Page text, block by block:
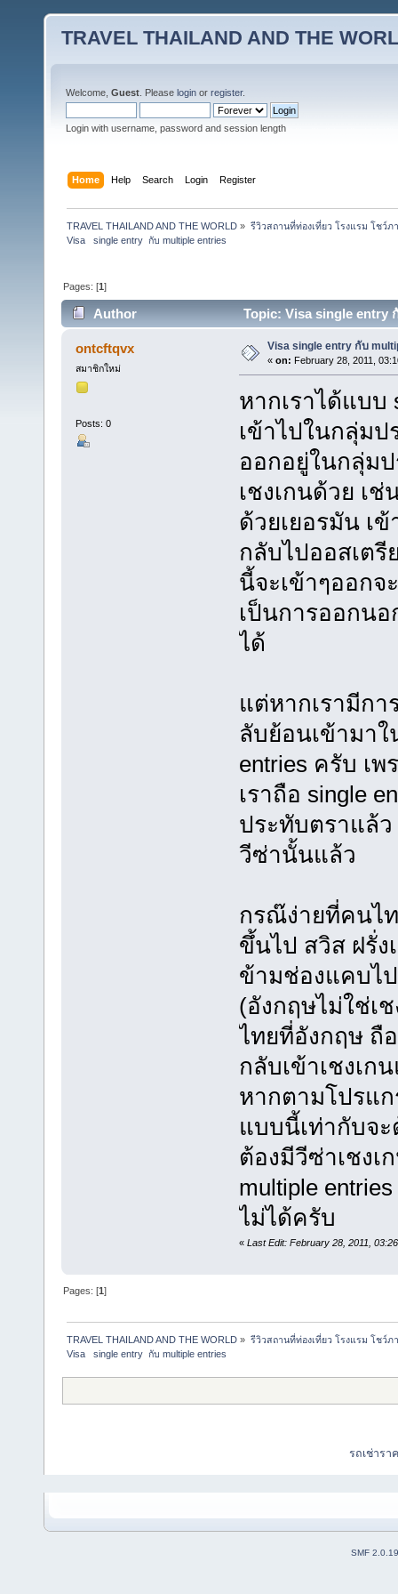
TRAVEL THAILAND AND THE
Welcome, Guest . Please login or register.
Login with username, password and session length
Home Help Search Login Register
TRAVEL THAILAND AND THE WORLD » รีวิวสถานที่ท่องเที่ยว โรงแรม โชว์ภ
Visa   single entry  กับ multiple entries
Pages: [1]
Author Topic: Visa single entry
ontcftqvx
สมาชิกใหม่
Posts: 0
Visa single entry กับ
« on: February 28, 2011,
หากเราได้แบบ
เข้าไปในกลุ่มป
ออกอยู่ในกลุ่มป
เชงเกนด้วย เช่
ด้วยเยอรมัน เ
กลับไปออสเตรี
นี้จะเข้าๆออกจ
เป็นการออกนอ
ได้
แต่หากเรามีกา
ลับย้อนเข้ามาใ
entries ครับ เพ
เราถือ single
ประทับตราแล้ว
วีซ่านั้นแล้ว
กรณ๊ง่ายที่คนไท
ขึ้นไป สวิส ฝรั่ง
ข้ามช่องแคบไ
(อังกฤษไม่ใช่เ
ไทยที่อังกฤษ ถื
กลับเข้าเชงเก
หากตามโปรแ
แบบนี้เท่ากับจะ
ต้องมีวีซ่าเชงเ
multiple
ไม่ได้ครับ
« Last Edit: February 28, 2011,
Pages: [1]
TRAVEL THAILAND AND THE WORLD » รีวิวสถานที่ท่องเที่ยว โรงแรม โชว์ภ
Visa   single entry  กับ multiple entries
รถเช่าร
SMF 2.0.19